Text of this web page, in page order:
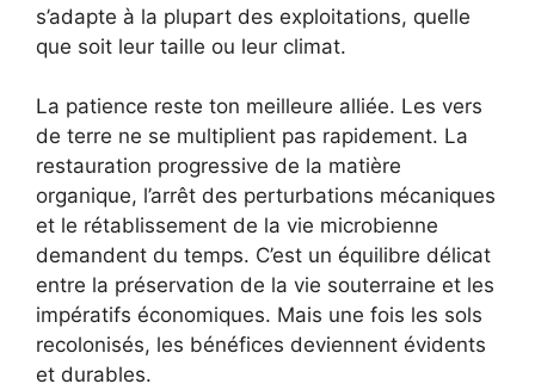
s’adapte à la plupart des exploitations, quelle
que soit leur taille ou leur climat.
La patience reste ton meilleure alliée. Les vers
de terre ne se multiplient pas rapidement. La
restauration progressive de la matière
organique, l’arrêt des perturbations mécaniques
et le rétablissement de la vie microbienne
demandent du temps. C’est un équilibre délicat
entre la préservation de la vie souterraine et les
impératifs économiques. Mais une fois les sols
recolonisés, les bénéfices deviennent évidents
et durables.